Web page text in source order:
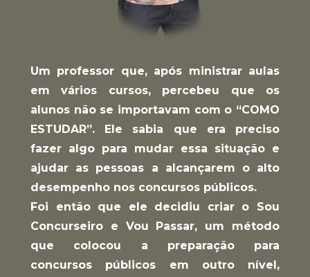
Um professor que, após ministrar aulas
em vários cursos, percebeu que os
alunos não se importavam com o “COMO
ESTUDAR”. Ele sabia que era preciso
fazer algo para mudar essa situação e
ajudar as pessoas a alcançarem o alto
desempenho nos concursos públicos.
Foi então que ele decidiu criar o Sou
Concurseiro e Vou Passar, um método
que colocou a preparação para
concursos públicos em outro nível,